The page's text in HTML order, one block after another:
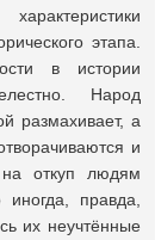
этапа.
в истории
Народ
размахивает, а
и
откуп людям
правда,
их неучтённые